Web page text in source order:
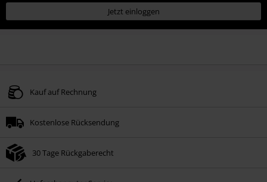
Jetzt einloggen
Kauf auf Rechnung
Kostenlose Rücksendung
30 Tage Rückgaberecht